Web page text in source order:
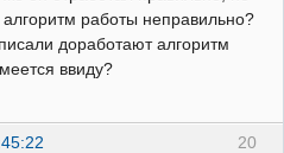
работы неправильно?
доработают алгоритм
ввиду?
20